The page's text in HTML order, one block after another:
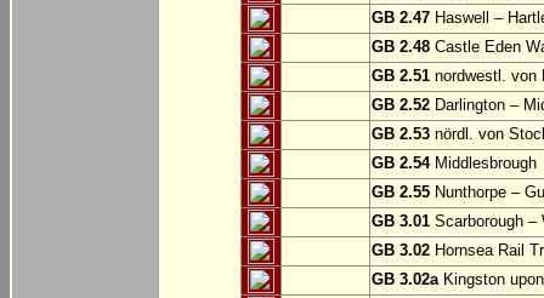
GB 2.47 Haswell –
GB 2.48 Castle Eden
GB 2.51 nordwestl. von
GB 2.52 Darlington –
GB 2.53 nördl. von
GB 2.54Middlesbrough
GB 2.55 Nunthorpe –
GB 3.01 Scarborough –
GB 3.02 Hornsea Rail
GB 3.02aKingston